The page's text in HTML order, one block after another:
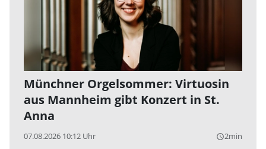
Münchner Orgelsommer: Virtuosin
aus Mannheim gibt Konzert in St.
Anna
07.08.2026 10:12 Uhr query_builder2min